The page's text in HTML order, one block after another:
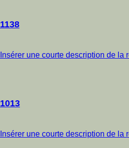
1138
Insérer une courte description de la
1013
Insérer une courte description de la